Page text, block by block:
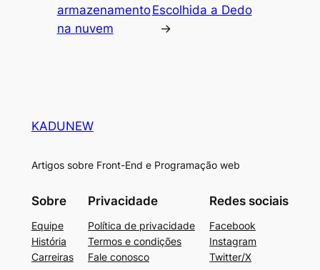
armazenamento
na nuvem
Escolhida a Dedo
→
KADUNEW
Artigos sobre Front-End e Programação web
Sobre
Equipe
História
Carreiras
Privacidade
Política de privacidade
Termos e condições
Fale conosco
Redes sociais
Facebook
Instagram
Twitter/X